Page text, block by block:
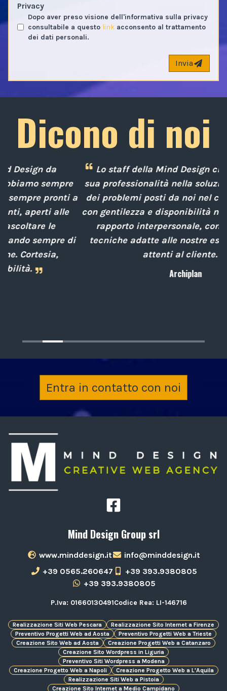
Privacy
Dopo aver preso visione dell'informativa sulla privacy
consultabile a questo link acconsento al trattamento
dei dati personali.
Invia
Dicono di noi
Lo staff della Mind Design ci ha mostrato la
sua professionalità nella soluzione tempestiva
dei problemi posti da noi nel corso degli anni,
con gentilezza e disponibilità nella gestione del
rapporto interpersonale, con competenze
tecniche adatte alle nostre esigenze sempre
attenti al cliente.
Entra in contatto con noi
Mind Design Group srl
www.minddesign.it
info@minddesign.it
+39 0565.260647
+39 393.9380805
+39 393.9380805
P.Iva: 01660130491Codice Rea: LI-146716
Realizzazione Siti Web Pescara
Realizzazione Sito Internet a Firenze
Preventivo Progetti Web ad Aosta
Preventivo Progetti Web a Trieste
Creazione Sito Web ad Aosta
Creazione Progetti Web a Catanzaro
Creazione Sito Wordpress in Liguria
Preventivo Siti Wordpress a Modena
Creazione Progetto Web a Napoli
Creazione Progetto Web a L'Aquila
Realizzazione Siti Web a Pistoia
Creazione Sito Internet a Medio Campidano